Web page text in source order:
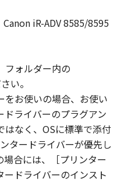
except as
herein, and
sell, rent, lease,
any third party the
alter, translate or
language,
or otherwise
and you shall
do so.
or delete any
iR-ADV 8585/8595
フォルダー内の
い。
をお使いの場合、お使い
ライバーのプラグアン
はなく、OSに標準で添付
タードライバーが優先し
合には、［プリンター
ドライバーのインスト